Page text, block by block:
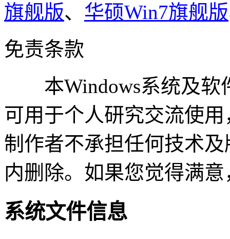
旗舰版、 华硕Win7旗舰版
免责条款
本Windows系统及软
可用于个人研究交流使
制作者不承担任何技术
内删除。如果您觉得满
系统文件信息